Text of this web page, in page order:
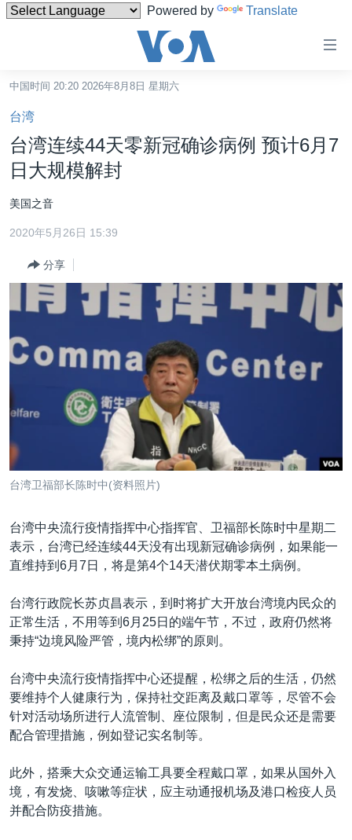
Powered by Translate
碍
链
接
内
容
到
跳
转
索
中国
最新国际新闻
印太
欧洲
美洲
分类新闻
经济·金融·贸易
科教·文娱·体健
劳工
美中关系
白宫要闻
美中关系
美国建国250周年
埃博拉疫情
重要讲话与声明
台海两岸关系
关注西藏
关注新疆
VOA视频
中文广播
关注我们
其他语言网站
中国时间 20:20 2026年8月8日 星期六
台湾
台湾连续44天零新冠确诊病例 预计6月7
日大规模解封
美国之音
2020年5月26日 15:39
分享
台湾卫福部长陈时中(资料照片)
台湾中央流行疫情指挥中心指挥官、卫福部长陈时中星期二
表示，台湾已经连续44天没有出现新冠确诊病例，如果能一
直维持到6月7日，将是第4个14天潜伏期零本土病例。
台湾行政院长苏贞昌表示，到时将扩大开放台湾境内民众的
正常生活，不用等到6月25日的端午节，不过，政府仍然将
秉持“边境风险严管，境内松绑”的原则。
台湾中央流行疫情指挥中心还提醒，松绑之后的生活，仍然
要维持个人健康行为，保持社交距离及戴口罩等，尽管不会
针对活动场所进行人流管制、座位限制，但是民众还是需要
配合管理措施，例如登记实名制等。
此外，搭乘大众交通运输工具要全程戴口罩，如果从国外入
境，有发烧、咳嗽等症状，应主动通报机场及港口检疫人员
并配合防疫措施。